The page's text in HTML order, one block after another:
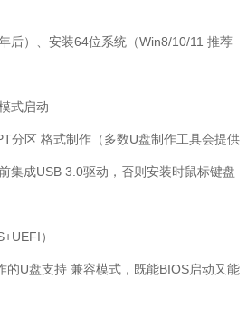
后）、安装64位系统（Win8/10/11 推荐
式启动
分区 格式制作（多数U盘制作工具会提供
集成USB 3.0驱动，否则安装时鼠标键盘
）
的U盘支持 兼容模式，既能BIOS启动又能